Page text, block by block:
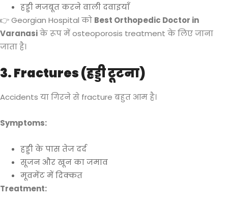
हड्डी मजबूत करने वाली दवाइयाँ
👉 Georgian Hospital को Best Orthopedic Doctor in
Varanasiके रूप में osteoporosis treatment के लिए जाना
जाता है।
3. Fractures (हड्डी टूटना)
Accidents या गिरने से fracture बहुत आम है।
Symptoms:
हड्डी के पास तेज दर्द
सूजन और खून का जमाव
मूवमेंट में दिक्कत
Treatment: